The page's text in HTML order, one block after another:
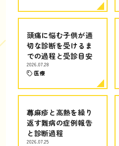
頭痛に悩む子供が適
切な診断を受けるま
での過程と受診目安
2026.07.28
医療
蕁麻疹と高熱を繰り
返す難病の症例報告
と診断過程
2026.07.25